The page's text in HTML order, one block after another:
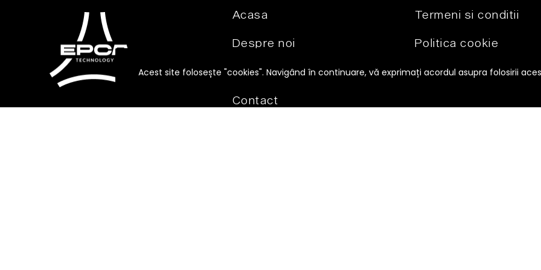
Acasa
Despre noi
Produse
Contact
Termeni si conditii
Politica cookie
Politica de
Acest site folosește "cookies". Navigând în continuare, vă exprimați acordul asupra folosirii